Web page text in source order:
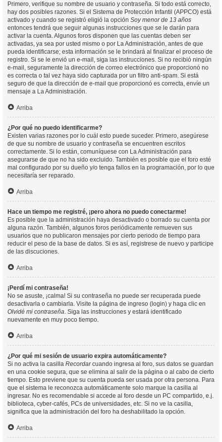
Primero, verifique su nombre de usuario y contraseña. Si todo está correcto,
hay dos posibles razones. Si el Sistema de Protección Infantil (APPCO) está
activado y cuando se registró eligió la opción Soy menor de 13 años
entonces tendrá que seguir algunas instrucciones que se le darán para
activar la cuenta. Algunos foros disponen que las cuentas deben ser
activadas, ya sea por usted mismo o por La Administración, antes de que
pueda identificarse; esta información se le brindará al finalizar el proceso de
registro. Si se le envió un e-mail, siga las instrucciones. Si no recibió ningún
e-mail, seguramente la dirección de correo electrónico que proporcionó no
es correcta o tal vez haya sido capturada por un filtro anti-spam. Si está
seguro de que la dirección de e-mail que proporcionó es correcta, envíe un
mensaje a La Administración.
Arriba
¿Por qué no puedo identificarme?
Existen varias razones por lo cuál esto puede suceder. Primero, asegúrese
de que su nombre de usuario y contraseña se encuentren escritos
correctamente. Si lo están, comuníquese con La Administración para
asegurarse de que no ha sido excluido. También es posible que el foro esté
mal configurado por su dueño y/o tenga fallos en la programación, por lo que
necesitaría ser reparado.
Arriba
Hace un tiempo me registré, ¡pero ahora no puedo conectarme!
Es posible que la administración haya desactivado o borrado su cuenta por
alguna razón. También, algunos foros periódicamente remueven sus
usuarios que no publicaron mensajes por cierto periodo de tiempo para
reducir el peso de la base de datos. Si es así, registrese de nuevo y participe
de las discuciones.
Arriba
¡Perdí mi contraseña!
No se asuste, ¡calma! Si su contraseña no puede ser recuperada puede
desactivarla o cambiarla. Visite la página de ingreso (login) y haga clic en
Olvidé mi contraseña. Siga las instrucciones y estará identificado
nuevamente en muy poco tiempo.
Arriba
¿Por qué mi sesión de usuario expira automáticamente?
Si no activa la casilla Recordarcuando ingresa al foro, sus datos se guardan
en una cookie segura, que se elimina al salir de la página o al cabo de cierto
tiempo. Esto previene que su cuenta pueda ser usada por otra persona. Para
que el sistema le reconozca automáticamente solo marque la casilla al
ingresar. No es recomendable si accede al foro desde un PC compartido, e.j.
biblioteca, cyber-cafés, PCs de universidades, etc. Si no ve la casilla,
significa que la administración del foro ha deshabilitado la opción.
Arriba